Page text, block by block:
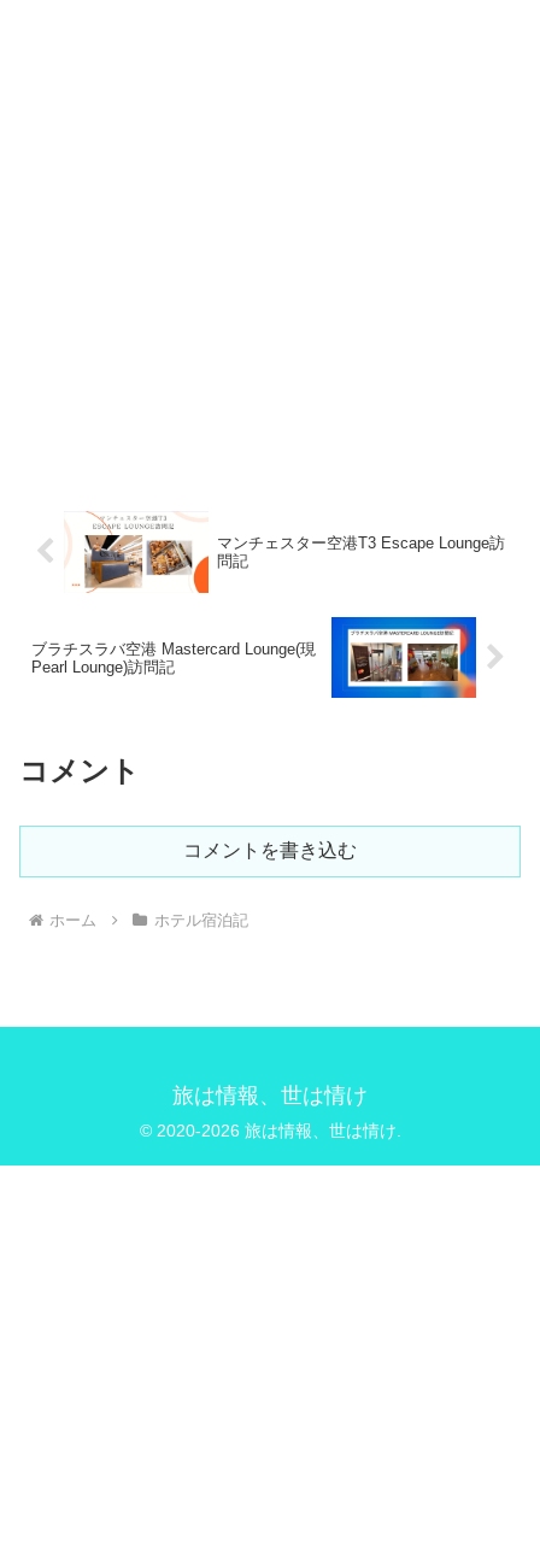
マンチェスター空港T3 Escape Lounge訪
問記
ブラチスラバ空港 Mastercard Lounge(現
Pearl Lounge)訪問記
コメント
コメントを書き込む
ホーム ホテル宿泊記
旅は情報、世は情け
© 2020-2026 旅は情報、世は情け.